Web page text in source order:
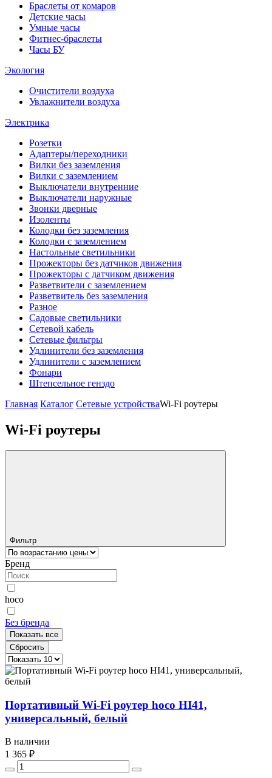
Браслеты от комаров
Детские часы
Умные часы
Фитнес-браслеты
Часы БУ
Экология
Очистители воздуха
Увлажнители воздуха
Электрика
Розетки
Адаптеры/переходники
Вилки без заземления
Вилки с заземлением
Выключатели внутренние
Выключатели наружные
Звонки дверные
Изоленты
Колодки без заземления
Колодки с заземлением
Настольные светильники
Прожекторы без датчиков движения
Прожекторы с датчиком движения
Разветвители с заземлением
Разветвитель без заземления
Разное
Садовые светильники
Сетевой кабель
Сетевые фильтры
Удлинители без заземления
Удлинители с заземлением
Фонари
Штепсельное генздо
Главная Каталог Сетевые устройстваWi-Fi роутеры
Wi-Fi роутеры
Фильтр
Бренд
hoco
Без бренда
Показать все
Сбросить
Портативный Wi-Fi роутер hoco HI41,
универсальный, белый
В наличии
1 365 ₽